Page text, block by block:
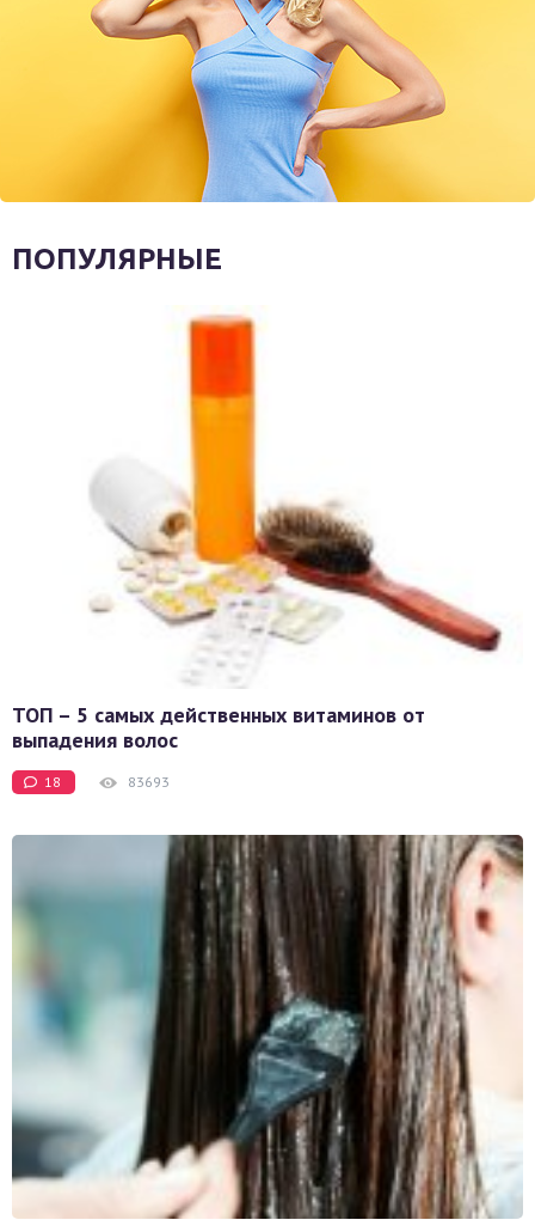
ПОПУЛЯРНЫЕ
ТОП – 5 самых действенных витаминов от
выпадения волос
18 83693